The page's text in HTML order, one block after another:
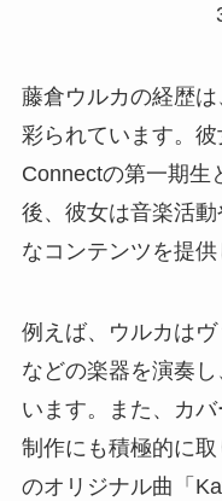
藤倉ウルカの経歴
彩られています。
Connectの第一期生
後、彼女は音楽活
なコンテンツを提供
例えば、ウルカは
などの楽器を演奏
います。また、カ
制作にも積極的に
のオリジナル曲「